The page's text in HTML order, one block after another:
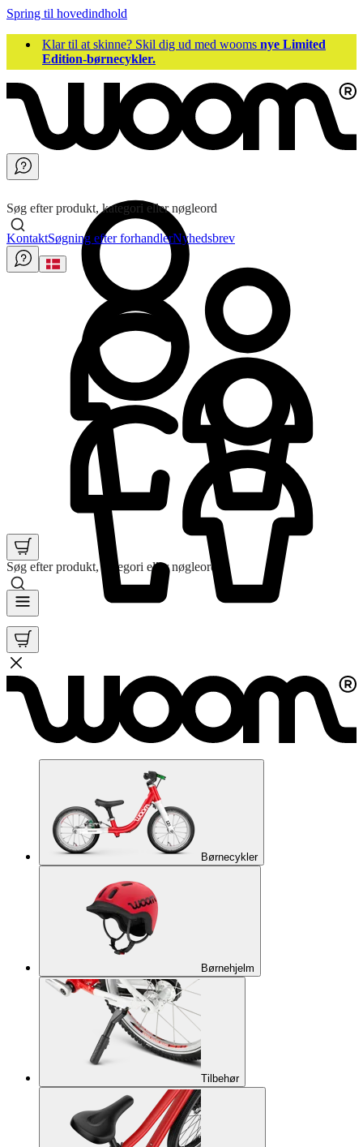
Spring til hovedindhold
Klar til at skinne? Skil dig ud med wooms nye Limited
Edition-børnecykler.
Søg efter produkt, kategori eller nøgleord
Søg efter produkt, kategori eller nøgleord
KontaktSøgning efter forhandlerNyhedsbrev
Børnecykler
Børnehjelm
Tilbehør